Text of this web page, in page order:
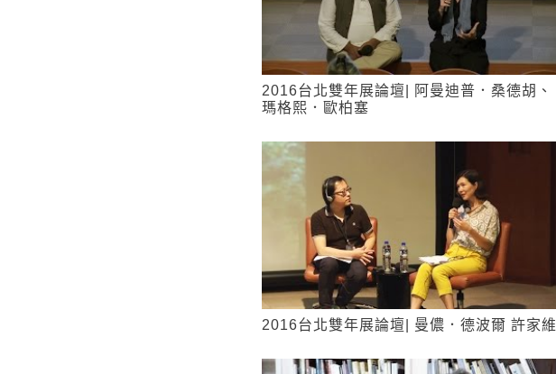
2016台北雙年展論壇| 阿曼迪普．桑德胡、
瑪格熙．歐柏塞
2016台北雙年展論壇| 曼儂．德波爾 許家維